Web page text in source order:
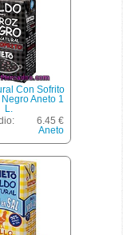
Con Sofrito
Negro Aneto 1
L.
6.45 €
Aneto